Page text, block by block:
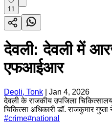
11
देवली: देवली में
एफआईआर
Deoli, Tonk
Jan 4, 2026
देवली के राजकीय उपजिला
चिकित्सा अधिकारी डॉ. राजकुमार
#crime#national